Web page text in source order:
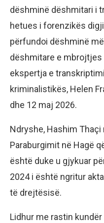
dëshminë dëshmitari i
hetues i forenzikës
përfundoi dëshminë
dëshmitare e
ekspertja e
kriminalistikës, Helen
dhe 12 maj 2026.
Ndryshe, Hashim
Paraburgimit në Hagë
është duke u gjykuar
2024 i është ngritur
të drejtësisë.
Lidhur me rastin